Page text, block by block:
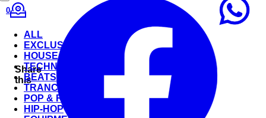
0
ALL
EXCLUSIVE
HOUSE
TECHNO
BEATS
TRANCE
POP & ROCK
HIP-HOP
Share
this